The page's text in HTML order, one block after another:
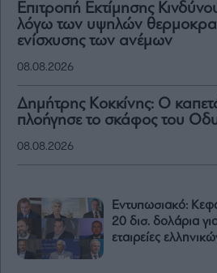
Επιτροπή Εκτίμησης
λόγω των υψηλών
ενίσχυσης των ανέμων
08.08.2026
Δημήτρης Κοκκίνης: Ο
πλοήγησε το σκάφος του
08.08.2026
Εντυπωσιακό:
20 δισ. δολάρια
εταιρείες